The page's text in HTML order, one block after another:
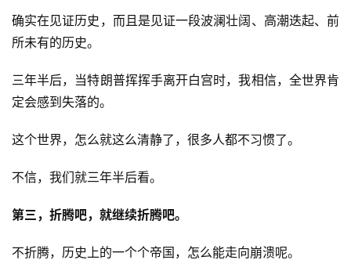
确实在见证历史，而且是见证一段波澜壮阔、高潮迭起、前
所未有的历史。
三年半后，当特朗普挥挥手离开白宫时，我相信，全世界肯
定会感到失落的。
这个世界，怎么就这么清静了，很多人都不习惯了。
不信，我们就三年半后看。
第三，折腾吧，就继续折腾吧。
不折腾，历史上的一个个帝国，怎么能走向崩溃呢。